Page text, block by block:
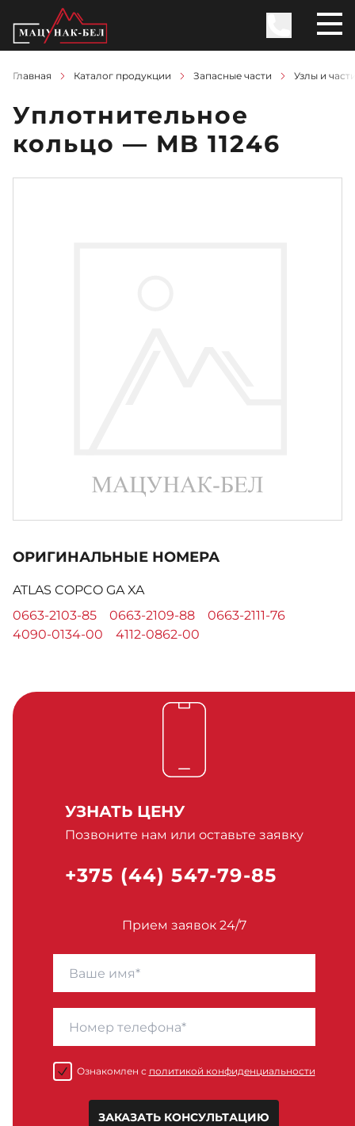
Главная Каталог продукции Запасные части Узлы и
Уплотнительное
кольцо — MB 11246
ОРИГИНАЛЬНЫЕ НОМЕРА
ATLAS COPCO GA XA
0663-2103-85
0663-2109-88
0663-2111-76
4090-0134-00
4112-0862-00
УЗНАТЬ ЦЕНУ
Позвоните нам или оставьте заявку
+375 (44) 547-79-85
Прием заявок 24/7
Ознакомлен с политикой конфиденциальности
ЗАКАЗАТЬ КОНСУЛЬТАЦИЮ